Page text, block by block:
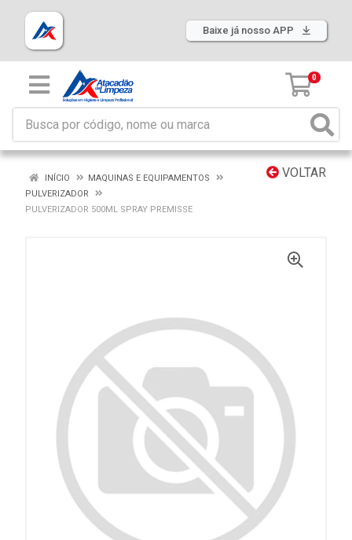
Baixe já nosso APP
0
VOLTAR
INÍCIO
MAQUINAS E EQUIPAMENTOS
PULVERIZADOR
PULVERIZADOR 500ML SPRAY PREMISSE